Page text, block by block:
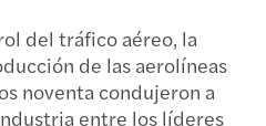
del tráfico aéreo, la
de las aerolíneas
noventa condujeron a
entre los líderes